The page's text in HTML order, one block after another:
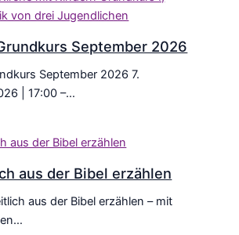
September 2026
September 2026 7.
| 17:00 –…
aus der Bibel erzählen
aus der Bibel erzählen – mit